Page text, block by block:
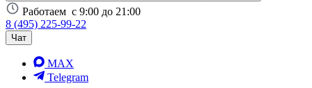
Работаем с 9:00 до 21:00
8 (495) 225-99-22
Чат
MAX
Telegram